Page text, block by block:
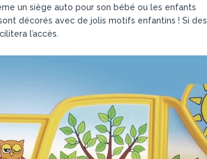
un siège auto pour son bébé ou les enfants
décorés avec de jolis motifs enfantins ! Si des
l’accès.